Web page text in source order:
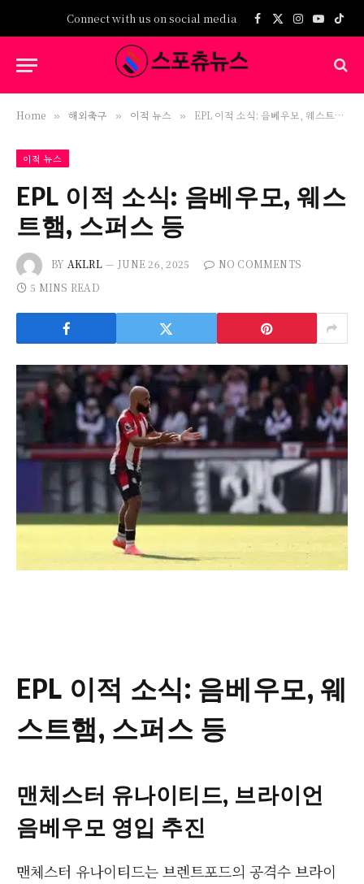
Connect with us on social media Facebook
X
Instagram
Home » 해외축구 » 이적 뉴스 » EPL 이적 소식: 음베우모, 웨스트햄, 스퍼스 등
이적 뉴스
EPL 이적 소식: 음베우모, 웨스
트햄, 스퍼스 등
BY AKLRL JUNE 26, 2025
NO COMMENTS
5 MINS READ
EPL 이적 소식: 음베우모, 웨
스트햄, 스퍼스 등
맨체스터 유나이티드, 브라이언
음베우모 영입 추진
맨체스터 유나이티드는 브렌트포드의 공격수 브라이